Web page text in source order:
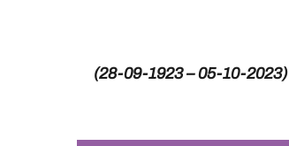
(28-09-1923 – 05-10-2023)